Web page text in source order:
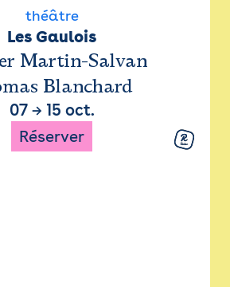
théâtre
Les Gaulois
Martin-Salvan
Blanchard
07→ 15 oct.
Réserver